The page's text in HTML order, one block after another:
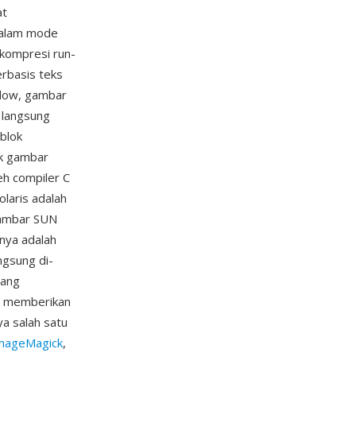
mode
run-
teks
gambar
gambar
compiler C
adalah
SUN
adalah
di-
salah satu
,